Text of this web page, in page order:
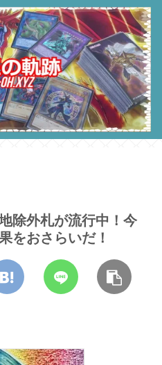
除外札が流行中！今
をおさらいだ！